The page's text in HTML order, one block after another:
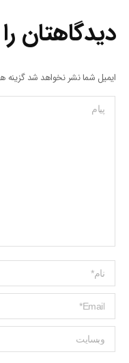
دیدگاهتان
ایمیل شما نشر نخواهد شد
پیام
Name *
ایمیل *
وبسایت